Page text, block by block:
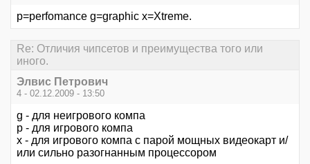
p=perfomance g=graphic x=Xtreme.
Re: Отличия чипсетов и преимущества того или
иного.
Элвис Петрович
4 - 02.12.2009 - 13:50
g - для неигрового компа
p - для игрового компа
x - для игрового компа с парой мощных видеокарт и/
или сильно разогнанным процессором